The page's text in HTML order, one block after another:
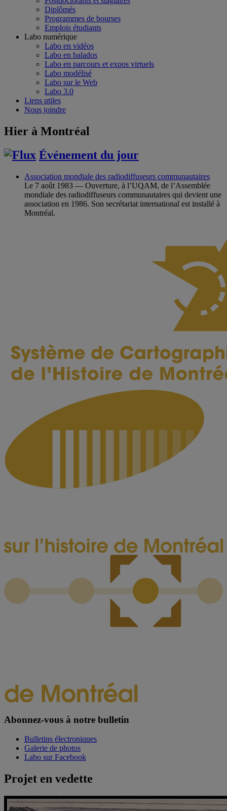
Diplômés
Programmes de bourses
Emplois étudiants
Labo numérique
Labo en vidéos
Labo en balados
Labo en parcours et expos virtuels
Labo modélisé
Labo sur le Web
Labo 3.0
Liens utiles
Nous joindre
Hier à Montréal
Événement du jour
Association mondiale des radiodiffuseurs communautaires
Le 7 août 1983 — Ouverture, à l’UQAM, de l’Assemblée
mondiale des radiodiffuseurs communautaires qui devient une
association en 1986. Son secrétariat international est installé à
Montréal.
Abonnez-vous à notre bulletin
Bulletins électroniques
Galerie de photos
Labo sur Facebook
Projet en vedette